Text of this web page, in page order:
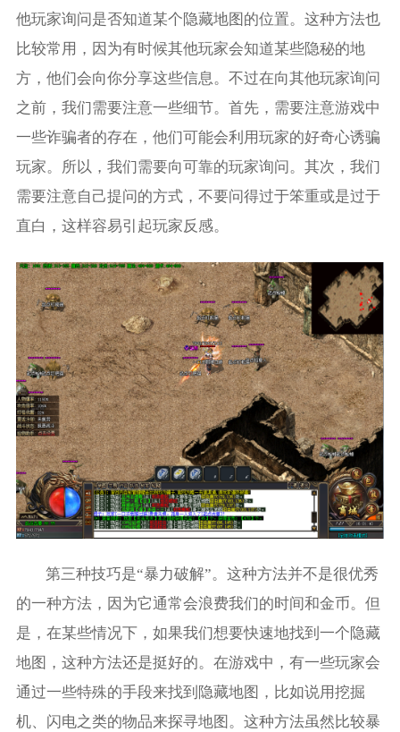
他玩家询问是否知道某个隐藏地图的位置。这种方法也
比较常用，因为有时候其他玩家会知道某些隐秘的地
方，他们会向你分享这些信息。不过在向其他玩家询问
之前，我们需要注意一些细节。首先，需要注意游戏中
一些诈骗者的存在，他们可能会利用玩家的好奇心诱骗
玩家。所以，我们需要向可靠的玩家询问。其次，我们
需要注意自己提问的方式，不要问得过于笨重或是过于
直白，这样容易引起玩家反感。
第三种技巧是“暴力破解”。这种方法并不是很优秀
的一种方法，因为它通常会浪费我们的时间和金币。但
是，在某些情况下，如果我们想要快速地找到一个隐藏
地图，这种方法还是挺好的。在游戏中，有一些玩家会
通过一些特殊的手段来找到隐藏地图，比如说用挖掘
机、闪电之类的物品来探寻地图。这种方法虽然比较暴